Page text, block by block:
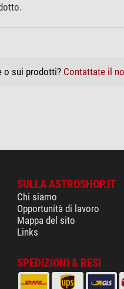
o sui prodotti? Contattate il
SULLA ASTROSHOP.IT
Chi siamo
Opportunità di lavoro
Mappa del sito
Links
SPEDIZIONI & RESI